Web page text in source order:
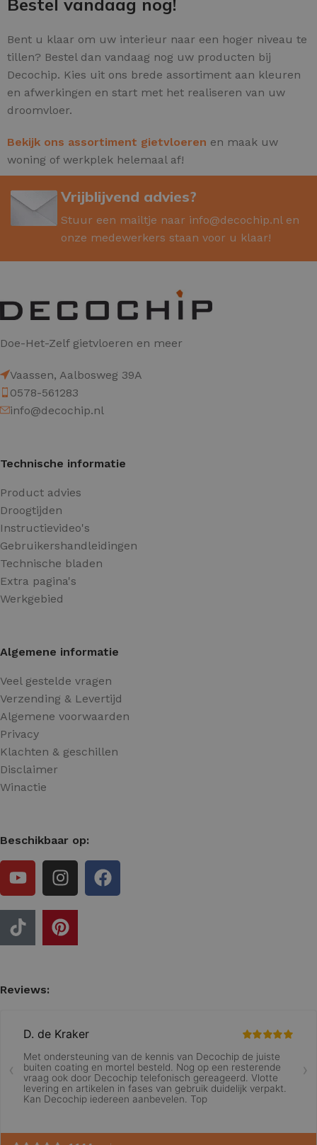
Bestel vandaag nog!
Bent u klaar om uw interieur naar een hoger niveau te
tillen? Bestel dan vandaag nog uw producten bij
Decochip. Kies uit ons brede assortiment aan kleuren
en afwerkingen en start met het realiseren van uw
droomvloer.
Bekijk ons assortiment gietvloeren en maak uw
woning of werkplek helemaal af!
Vrijblijvend advies?
Stuur een mailtje naar info@decochip.nlen
onze medewerkers staan voor u klaar!
Doe-Het-Zelf gietvloeren en meer
Vaassen, Aalbosweg 39A
0578-561283
info@decochip.nl
Technische informatie
Product advies
Droogtijden
Instructievideo's
Gebruikershandleidingen
Technische bladen
Extra pagina's
Werkgebied
Algemene informatie
Veel gestelde vragen
Verzending & Levertijd
Algemene voorwaarden
Privacy
Klachten & geschillen
Disclaimer
Winactie
Beschikbaar op:
Reviews: